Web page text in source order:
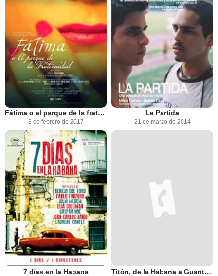
Fátima o el parque de la fraternidad
3 de febrero de 2017
La Partida
21 de marzo de 2014
7 días en la Habana Titón, de la Habana a Guantanamera